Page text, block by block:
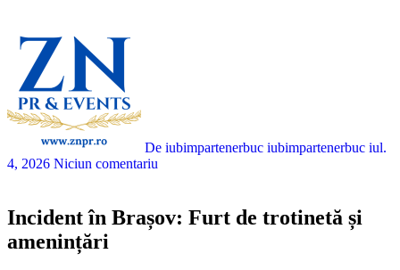
De iubimpartenerbuc iubimpartenerbuc iul.
4, 2026 Niciun comentariu
Incident în Brașov: Furt de trotinetă și
amenințări